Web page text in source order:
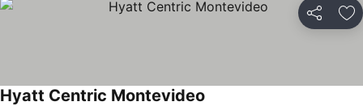
Dela
Hyatt Centric Montevideo